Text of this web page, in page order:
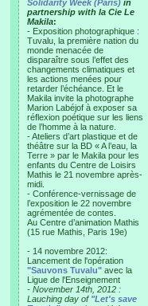
Solidarity Week (Paris) in
partnership with la Cie Le
Makila:
- Exposition photographique :
Tuvalu, la première nation du
monde menacée de
disparaître sous l’effet des
changements climatiques et
les actions menées pour
retarder l’échéance. Et le
Makila invite la photographe
Marion Labéjof à exposer sa
réflexion poétique sur les liens
de l’homme à la nature.
- Ateliers d’art plastique et de
théâtre sur la BD « A l’eau, la
Terre » par le Makila pour les
enfants du Centre de Loisirs
Mathis le 21 novembre après-
midi.
- Conférence-vernissage de
l’exposition le 22 novembre
agrémentée de contes.
Au Centre d’animation Mathis
(15 rue Mathis, Paris 19e)
- 14 novembre 2012:
Lancement de l'opération
"Sauvons Tuvalu" avec la
Ligue de l'Enseignement
- November 14th, 2012 :
Lauching day of "Let's save